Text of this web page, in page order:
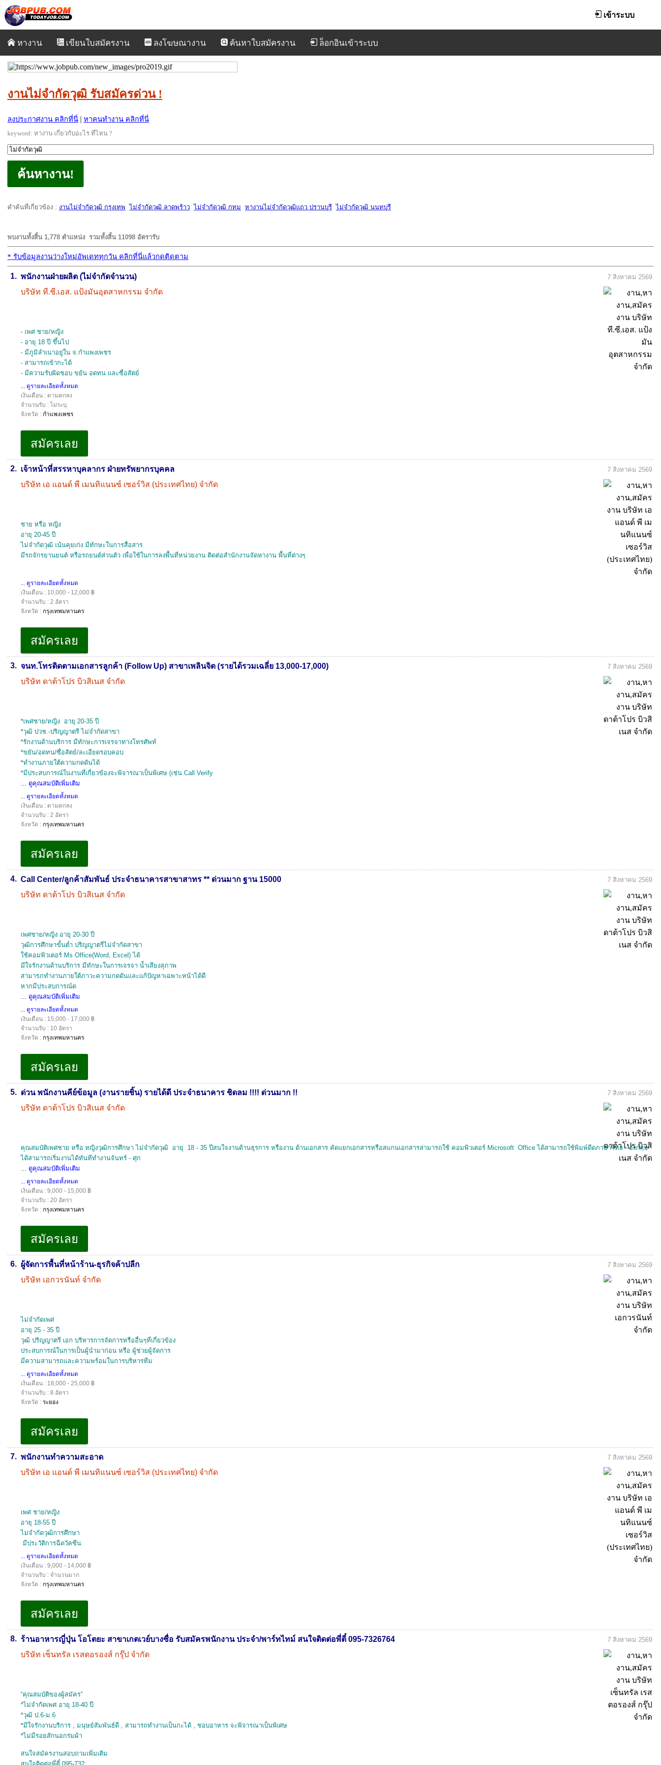
เข้าระบบ
หางาน เขียนใบสมัครงาน ลงโฆษณางาน ค้นหาใบสมัครงาน ล็อกอินเข้าระบบ
งานไม่จำกัดวุฒิ รับสมัครด่วน !
ลงประกาศงาน คลิกที่นี่ | หาคนทำงาน คลิกที่นี่
keyword: หางาน เกี่ยวกับอะไร ที่ไหน ?
คำค้นที่เกี่ยวข้อง : งานไม่จำกัดวุฒิ กรุงเทพ ไม่จำกัดวุฒิ ลาดพร้าว ไม่จำกัดวุฒิ กทม หางานไม่จำกัดวุฒิแถว ปรานบุรี ไม่จำกัดวุฒิ นนทบุรี
พบงานทั้งสิ้น 1,778 ตำแหน่ง รวมทั้งสิ้น 11098 อัตรารับ
* รับข้อมูลงานว่างใหม่อัพเดททุกวัน คลิกที่นี่แล้วกดติดตาม
1. พนักงานฝ่ายผลิต (ไม่จำกัดจำนวน)
บริษัท ที.ซี.เอส. แป้งมันอุตสาหกรรม จำกัด
7 สิงหาคม 2569
- เพศ ชาย/หญิง
- อายุ 18 ปี ขึ้นไป
- มีภูมิลำเนาอยู่ใน จ.กำแพงเพชร
- สามารถเข้ากะได้
- มีความรับผิดชอบ ขยัน อดทน และซื่อสัตย์
... ดูรายละเอียดทั้งหมด
เงินเดือน : ตามตกลง
จำนวนรับ : ไม่ระบุ
จังหวัด : กำแพงเพชร
2. เจ้าหน้าที่สรรหาบุคลากร ฝ่ายทรัพยากรบุคคล
บริษัท เอ แอนด์ พี เมนทิแนนซ์ เซอร์วิส (ประเทศไทย) จำกัด
7 สิงหาคม 2569
ชาย หรือ หญิง
อายุ 20-45 ปี
ไม่จำกัดวุฒิ เน้นคุยเก่ง มีทักษะในการสื่อสาร
มีรถจักรยานยนต์ หรือรถยนต์ส่วนตัว เพื่อใช้ในการลงพื้นที่หน่วยงาน ติดต่อสำนักงานจัดหางาน พื้นที่ต่างๆ
... ดูรายละเอียดทั้งหมด
เงินเดือน : 10,000 - 12,000 ฿
จำนวนรับ : 2 อัตรา
จังหวัด : กรุงเทพมหานคร
3. จนท.โทรติดตามเอกสารลูกค้า (Follow Up) สาขาเพลินจิต (รายได้รวมเฉลี่ย 13,000-17,000)
บริษัท ดาต้าโปร บิวสิเนส จำกัด
7 สิงหาคม 2569
*เพศชาย/หญิง อายุ 20-35 ปี
*วุฒิ ปวช.-ปริญญาตรี ไม่จำกัดสาขา
*รักงานด้านบริการ มีทักษะการเจรจาทางโทรศัพท์
*ขยัน/อดทน/ซื่อสัตย์/ละเอียดรอบคอบ
*ทำงานภายใต้ความกดดันได้
*มีประสบการณ์ในงานที่เกี่ยวข้องจะพิจารณาเป็นพิเศษ (เช่น Call Verify
... ดูคุณสมบัติเพิ่มเติม
... ดูรายละเอียดทั้งหมด
เงินเดือน : ตามตกลง
จำนวนรับ : 2 อัตรา
จังหวัด : กรุงเทพมหานคร
4. Call Center/ลูกค้าสัมพันธ์ ประจำธนาคารสาขาสาทร ** ด่วนมาก ฐาน 15000
บริษัท ดาต้าโปร บิวสิเนส จำกัด
7 สิงหาคม 2569
เพศชาย/หญิง อายุ 20-30 ปี
วุฒิการศึกษาขั้นต่ำ ปริญญาตรีไม่จำกัดสาขา
ใช้คอมพิวเตอร์ Ms Office(Word, Excel) ได้
มีใจรักงานด้านบริการ มีทักษะในการเจรจา น้ำเสียงสุภาพ
สามารภทำงานภายใต้ภาวะความกดดันและแก้ปัญหาเฉพาะหน้าได้ดี
หากมีประสบการณ์ด
... ดูคุณสมบัติเพิ่มเติม
... ดูรายละเอียดทั้งหมด
เงินเดือน : 15,000 - 17,000 ฿
จำนวนรับ : 10 อัตรา
จังหวัด : กรุงเทพมหานคร
5. ด่วน พนักงานคีย์ข้อมูล (งานรายชิ้น) รายได้ดี ประจำธนาคาร ชิดลม !!!! ด่วนมาก !!
บริษัท ดาต้าโปร บิวสิเนส จำกัด
7 สิงหาคม 2569
คุณสมบัติเพศชาย หรือ หญิงวุฒิการศึกษา ไม่จำกัดวุฒิ อายุ 18 - 35 ปีสนใจงานด้านธุรการ หรืองาน ด้านเอกสาร คัดแยกเอกสารหรือสแกนเอกสารสามารถใช้ คอมพิวเตอร์ Microsoft Office ได้สามารถใช้พิมพ์ดีดภาษาไทย - อังกฤษ
ได้สามารถเริ่มงานได้ทันทีทำงานจันทร์ - ศุก
... ดูคุณสมบัติเพิ่มเติม
... ดูรายละเอียดทั้งหมด
เงินเดือน : 9,000 - 15,000 ฿
จำนวนรับ : 20 อัตรา
จังหวัด : กรุงเทพมหานคร
6. ผู้จัดการพื้นที่หน้าร้าน-ธุรกิจค้าปลีก
บริษัท เอกวรนันท์ จำกัด
7 สิงหาคม 2569
ไม่จำกัดเพศ
อายุ 25 - 35 ปี
วุฒิ ปริญญาตรี เอก บริหารการจัดการหรืออื่นๆที่เกี่ยวข้อง
ประสบการณ์ในการเป็นผู้นำมาก่อน หรือ ผู้ช่วยผู้จัดการ
มีความสามารถและความพร้อมในการบริหารทีม
... ดูรายละเอียดทั้งหมด
เงินเดือน : 18,000 - 25,000 ฿
จำนวนรับ : 8 อัตรา
จังหวัด : ระยอง
7. พนักงานทำความสะอาด
บริษัท เอ แอนด์ พี เมนทิแนนซ์ เซอร์วิส (ประเทศไทย) จำกัด
7 สิงหาคม 2569
เพศ ชาย/หญิง
อายุ 18-55 ปี
ไม่จำกัดวุฒิการศึกษา
มีประวัติการฉีดวัคซีน
... ดูรายละเอียดทั้งหมด
เงินเดือน : 9,000 - 14,000 ฿
จำนวนรับ : จำนวนมาก
จังหวัด : กรุงเทพมหานคร
8. ร้านอาหารญี่ปุ่น โอโตยะ สาขาเกตเวย์บางซื่อ รับสมัครพนักงาน ประจำ/พาร์ทไทม์ สนใจติดต่อพี่ตี๋ 095-7326764
บริษัท เซ็นทรัล เรสตอรองส์ กรุ๊ป จำกัด
7 สิงหาคม 2569
“คุณสมบัติของผู้สมัคร”
*ไม่จำกัดเพศ อายุ 18-40 ปี
*วุฒิ ป.6-ม.6
*มีใจรักงานบริการ , มนุษย์สัมพันธ์ดี , สามารถทำงานเป็นกะได้ , ชอบอาหาร จะพิจารณาเป็นพิเศษ
*ไม่มีรอยสักนอกร่มผ้า
สนใจสมัครงานสอบถามเพิ่มเติม